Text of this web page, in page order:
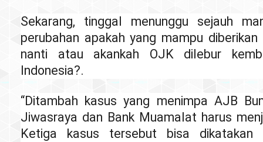
Sekarang, tinggal menunggu sejauh
perubahan apakah yang mampu
nanti atau akankah OJK dilebur
Indonesia?.
“Ditambah kasus yang menimpa AJB
Jiwasraya dan Bank Muamalat harus
Ketiga kasus tersebut bisa